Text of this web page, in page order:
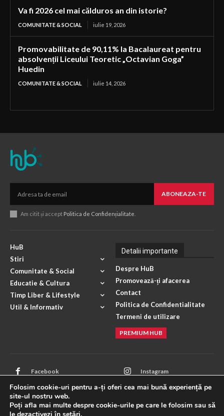
Va fi 2026 cel mai călduros an din istorie?
COMUNITATE & SOCIAL iulie 19, 2026
Promovabilitate de 90,11% la Bacalaureat pentru
absolvenții Liceului Teoretic „Octavian Goga”
Huedin
COMUNITATE & SOCIAL iulie 14, 2026
ABONEAZA-TE
Am citit și accept Politica de Confidențialitate
HuB
Stiri
Comunitate & Social
Educatie & Cultura
Timp Liber & Lifestyle
Util & Informativ
Detalii importante
Despre HuB
Promovează-ți afacerea
Contact
Politica de Confidentialitate
Termeni de utilizare
PREMIUM HUB
Facebook Instagram
Mail X
WhatsApp ANPC
Folosim cookie-uri pentru a-ți oferi cea mai bună experiență pe
site-ul nostru web.
Poți afla mai multe despre cookie-urile pe care le folosim sau să